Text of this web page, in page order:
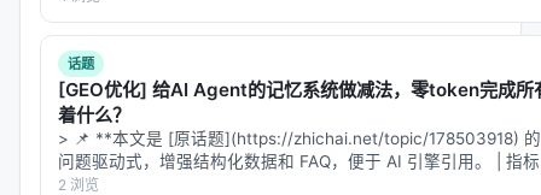
话题
[GEO优化] 给AI Agent的记忆系统做减法，零token完成
着什么？
> 📌 **本文是 [原话题](https://zhichai.net/topic/178503918)
问题驱动式，增强结构化数据和 FAQ，便于 AI 引擎引用。 | 指
2 浏览